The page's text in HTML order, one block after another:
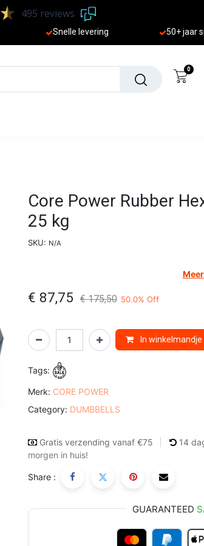
495 reviews
Sne lle levering 50+ jaar
0
Core Power Rubber
25 kg
SKU: N/A
€ 87,75 €175,50 50.0% Off
In winkelmandje
Tags:
Merk: CORE POWER
Category: DUMBBELLS
Gratis verzending vanaf €75 14
morgen in huis!
Share :
GUARANTEED